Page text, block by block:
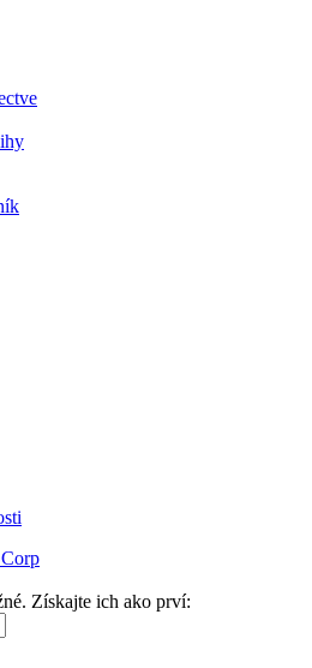
Získajte ich ako prví: